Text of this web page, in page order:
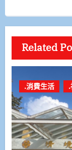
Related
.消費生活